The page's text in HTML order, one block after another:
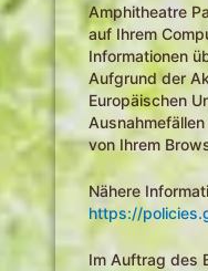
Amphitheatre
auf Ihrem
Informationen
Aufgrund der
Europäischen
von Ihrem
Nähere
https://
Im Auftrag des